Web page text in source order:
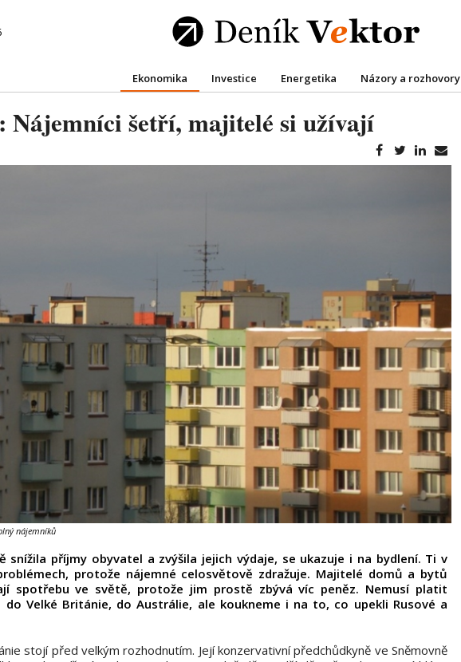
Ekonomika Investice Energetika Názory a rozhovory
Nájemníci šetří, majitelé si užívají
nájemníků
snížila příjmy obyvatel a zvýšila jejich výdaje, se ukazuje i na bydlení. Ti v
protože nájemné celosvětově zdražuje. Majitelé domů a bytů
spotřebu ve světě, protože jim prostě zbývá víc peněz. Nemusí platit
do Velké Británie, do Austrálie, ale koukneme i na to, co upekli Rusové a
stojí před velkým rozhodnutím. Její konzervativní předchůdkyně ve Sněmovně